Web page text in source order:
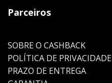
Parceiros
SOBRE O CASHBACK
POLÍTICA DE PRIVACIDADE
PRAZO DE ENTREGA